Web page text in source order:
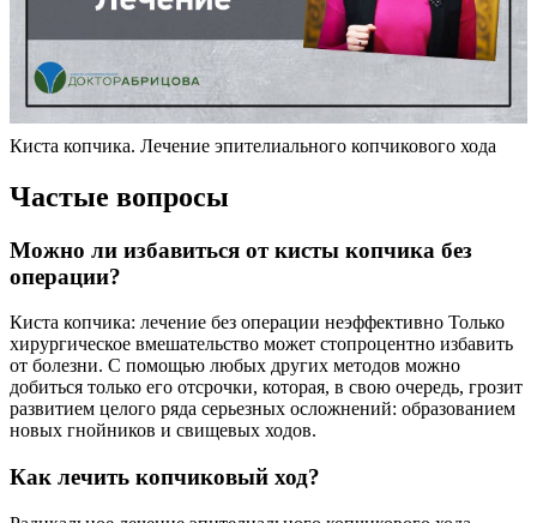
Киста копчика. Лечение эпителиального копчикового хода
Частые вопросы
Можно ли избавиться от кисты копчика без
операции?
Киста копчика: лечение без операции неэффективно Только
хирургическое вмешательство может стопроцентно избавить
от болезни. С помощью любых других методов можно
добиться только его отсрочки, которая, в свою очередь, грозит
развитием целого ряда серьезных осложнений: образованием
новых гнойников и свищевых ходов.
Как лечить копчиковый ход?